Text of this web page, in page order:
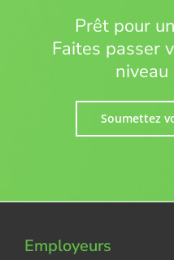
Prêt pour
Faites passer
Soumettez
Employeurs